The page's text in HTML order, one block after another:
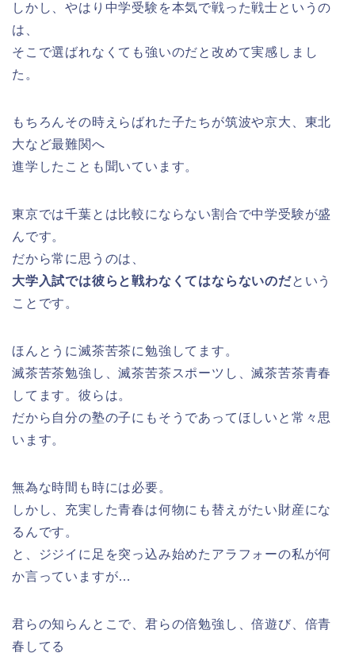
しかし、やはり中学受験を本気で戦った戦士というの
は、
そこで選ばれなくても強いのだと改めて実感しまし
た。
もちろんその時えらばれた子たちが筑波や京大、東北
大など最難関へ
進学したことも聞いています。
東京では千葉とは比較にならない割合で中学受験が盛
んです。
だから常に思うのは、
大学入試では彼らと戦わなくてはならないのだという
ことです。
ほんとうに滅茶苦茶に勉強してます。
滅茶苦茶勉強し、滅茶苦茶スポーツし、滅茶苦茶青春
してます。彼らは。
だから自分の塾の子にもそうであってほしいと常々思
います。
無為な時間も時には必要。
しかし、充実した青春は何物にも替えがたい財産にな
るんです。
と、ジジイに足を突っ込み始めたアラフォーの私が何
か言っていますが…
君らの知らんとこで、君らの倍勉強し、倍遊び、倍青
春してる